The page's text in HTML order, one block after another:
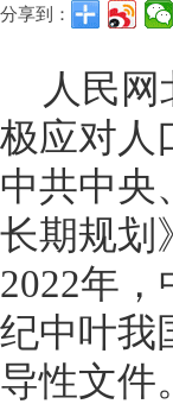
分享到：
人民
极应对人
中共中央
长期规划
2022年
纪中叶我
导性文件。